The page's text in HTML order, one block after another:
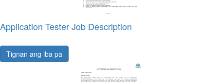
Application Tester Job Description
Tignan ang iba pa